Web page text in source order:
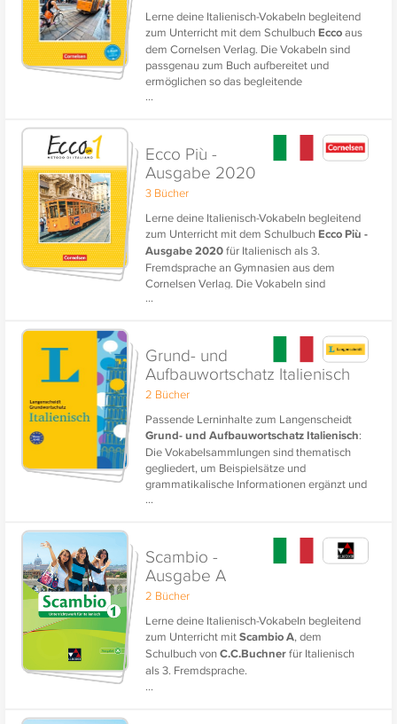
Lerne deine Italienisch-Vokabeln begleitend
zum Unterricht mit dem Schulbuch Eccoaus
dem Cornelsen Verlag. Die Vokabeln sind
passgenau zum Buch aufbereitet und
ermöglichen so das begleitende
Vokabellernen.
...
Ecco Più -
Ausgabe 2020
3 Bücher
Lerne deine Italienisch-Vokabeln begleitend
zum Unterricht mit dem Schulbuch Ecco Più -
Ausgabe 2020für Italienisch als 3.
Fremdsprache an Gymnasien aus dem
Cornelsen Verlag. Die Vokabeln sind
passgenau zum Buch aufbereitet und
...
Grund- und
Aufbauwortschatz Italienisch
2 Bücher
Passende Lerninhalte zum Langenscheidt
Grund- und Aufbauwortschatz Italienisch:
Die Vokabelsammlungen sind thematisch
gegliedert, um Beispielsätze und
grammatikalische Informationen ergänzt und
komplett muttersprachlich vertont. Ob für die
Wortschatz eigenständig und gezielt auf.
...
Scambio -
Ausgabe A
2 Bücher
Lerne deine Italienisch-Vokabeln begleitend
zum Unterricht mitScambio A, dem
Schulbuch vonC.C.Buchnerfür Italienisch
als 3. Fremdsprache.
...